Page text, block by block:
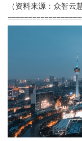
（资料来源：众智云